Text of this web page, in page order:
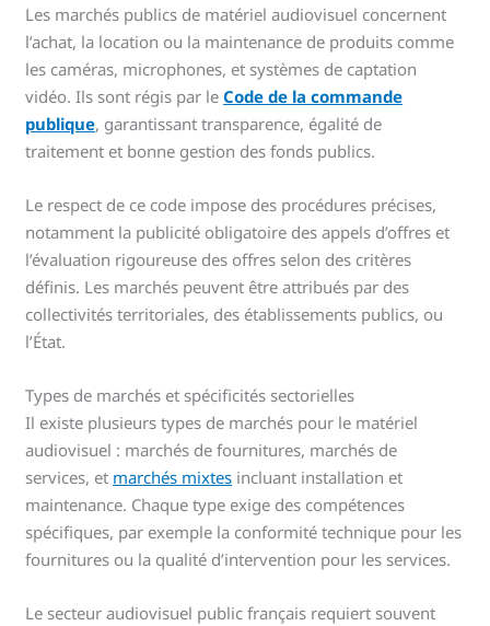
Les marchés publics de matériel audiovisuel concernent
l’achat, la location ou la maintenance de produits comme
les caméras, microphones, et systèmes de captation
vidéo. Ils sont régis par leCode de la commande
publique, garantissant transparence, égalité de
traitement et bonne gestion des fonds publics.
Le respect de ce code impose des procédures précises,
notamment la publicité obligatoire des appels d’offres et
l’évaluation rigoureuse des offres selon des critères
définis. Les marchés peuvent être attribués par des
collectivités territoriales, des établissements publics, ou
l’État.
Types de marchés et spécificités sectorielles
Il existe plusieurs types de marchés pour le matériel
audiovisuel : marchés de fournitures, marchés de
services, et marchés mixtes incluant installation et
maintenance. Chaque type exige des compétences
spécifiques, par exemple la conformité technique pour les
fournitures ou la qualité d’intervention pour les services.
Le secteur audiovisuel public français requiert souvent